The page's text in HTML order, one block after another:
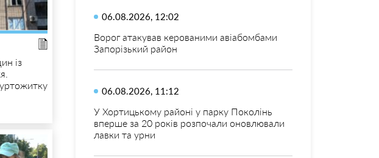
із
06.08.2026, 12:02
Ворог атакував керованими авіабомбами
Запорізький район
06.08.2026, 11:12
У Хортицькому районі у парку Поколінь
вперше за 20 років розпочали оновлювали
лавки та урни